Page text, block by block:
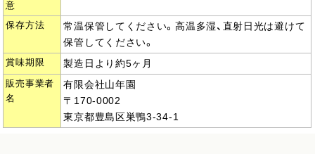
意
保存方法
常温保管してください。高温多湿、直射日光は避けて
保管してください。
賞味期限 製造日より約5ヶ月
販売事業者
名
有限会社山年園
〒170-0002
東京都豊島区巣鴨3-34-1